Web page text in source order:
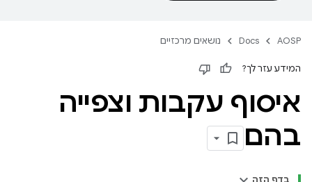
AOSP
Docs נושאים מרכזיים
המידע עזר לך?
איסוף עקבות וצפייה
בהם
בדף הזה